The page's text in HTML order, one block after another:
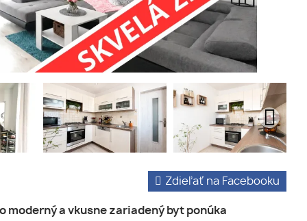
Zdieľať na Facebooku
moderný a vkusne zariadený byt ponúka